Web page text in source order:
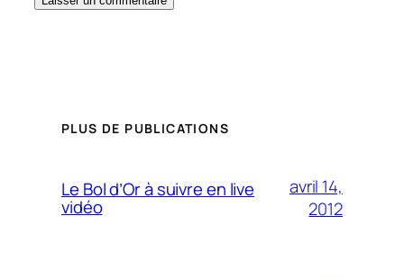
PLUS DE PUBLICATIONS
Le Bol d’Or à suivre en live
vidéo
avril 14,
2012